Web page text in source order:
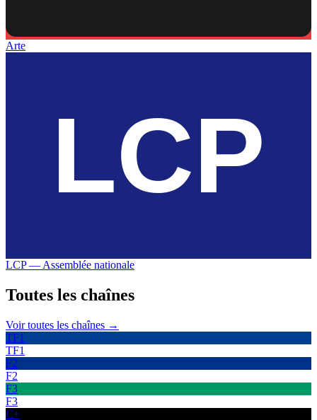
Arte
LCP — Assemblée nationale
Toutes les chaînes
Voir toutes les chaînes →
TF1
TF1
F2
F2
F3
F3
C+